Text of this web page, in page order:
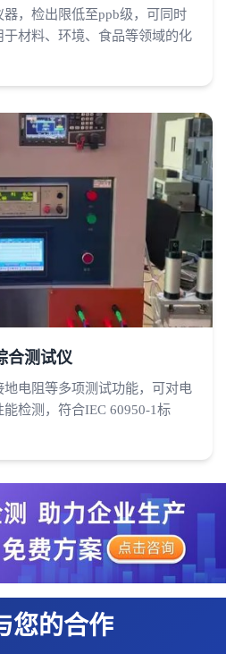
，检出限低至ppb级，可同时
材料、环境、食品等领域的化
合测试仪
电阻等多项测试功能，可对电
检测，符合IEC 60950-1标
您的合作